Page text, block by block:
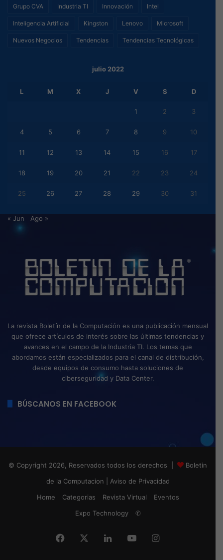
Grupo CVA Industria TI Innovación Intel
Inteligencia Artificial Kingston Lenovo Microsoft
Nuevos Negocios Tendencias Tendencias Tecnológicas
julio 2022
L M X J V S D
1 2 3
4 5 6 7 8 9 10
11 12 13 14 15 16 17
18 19 20 21 22 23 24
25 26 27 28 29 30 31
« Jun Ago »
La revista Boletín de la Computación es una publicación mensual
que ofrece artículos de interés sobre las últimas tendencias y
avances en el campo de la Industria TI. Los temas que
abordamos están especializados para el canal de distribución,
desde equipos de consumo hasta soluciones de
ciberseguridad y Data Center.
BÚSCANOS EN FACEBOOK
© Copyright 2026, Reservados todos los derechos |
Boletin
de la Computacion
Aviso de Privacidad
Home
Categorias Revista Virtual
Eventos
Expo Technology
✆
Facebook LinkedInYouTubeInstagram